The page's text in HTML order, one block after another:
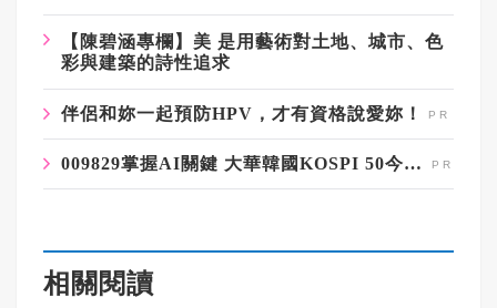
【陳碧涵專欄】美 是用藝術對土地、城市、色
彩與建築的詩性追求
伴侶和妳一起預防HPV，才有資格說愛妳！
009829掌握AI關鍵 大華韓國KOSPI 50今強勢開募
相關閱讀